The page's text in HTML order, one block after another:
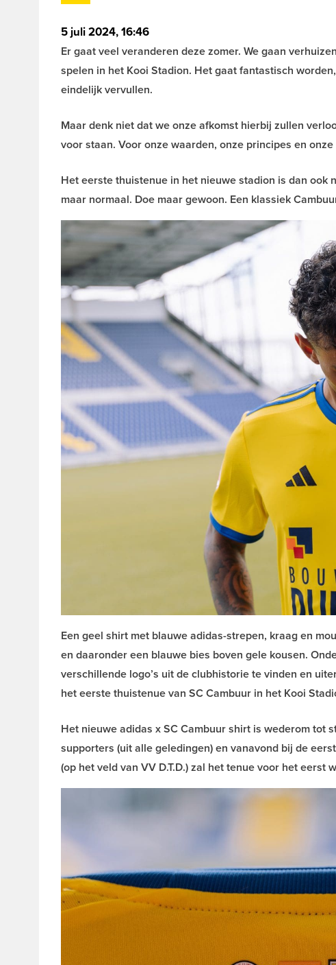
5 juli 2024, 16:46
Er gaat veel veranderen deze zomer. We gaan
spelen in het Kooi Stadion. Het gaat fantastisch
eindelijk vervullen.
Maar denk niet dat we onze afkomst hierbij zullen
voor staan. Voor onze waarden, onze principes en
Het eerste thuistenue in het nieuwe stadion is dan
maar normaal. Doe maar gewoon. Een klassiek
Een geel shirt met blauwe adidas-strepen, kraag en
en daaronder een blauwe bies boven gele kousen.
verschillende logo’s uit de clubhistorie te vinden en
het eerste thuistenue van SC Cambuur in het Kooi
Het nieuwe adidas x SC Cambuur shirt is wederom tot
supporters (uit alle geledingen) en vanavond bij de
(op het veld van VV D.T.D.) zal het tenue voor het eerst